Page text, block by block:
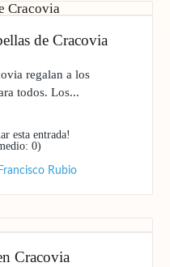
de Cracovia
regalan a los
todos. Los...
esta entrada!
0)
Francisco Rubio
Cracovia